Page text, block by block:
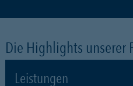
Die Highlights unserer
Leistungen